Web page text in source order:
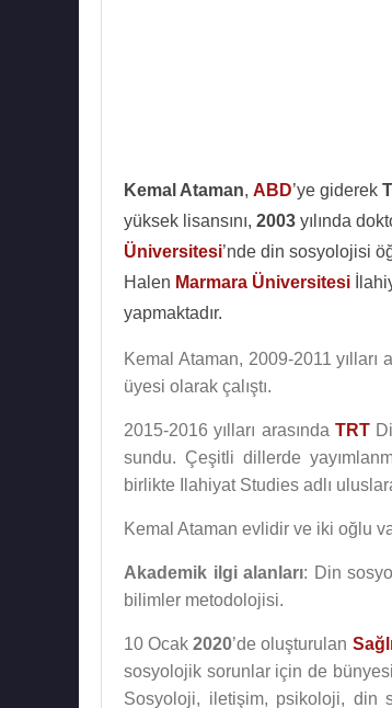
Kemal Ataman, ABD’ye giderek
yüksek lisansını, 2003 yılında
Üniversitesi’nde din sosyolojisi
Halen Marmara Üniversitesi
yapmaktadır.
Kemal Ataman, 2009-2011 yılları
üyesi olarak çalıştı.
2015-2016 yılları arasında TRT
sundu. Çeşitli dillerde
birlikte Ilahiyat Studies adlı
Kemal Ataman evlidir ve iki oğlu
Akademik ilgi alanları: Din
bilimler metodolojisi.
10 Ocak2020’de oluşturulan
sosyolojik sorunlar için de
Sosyoloji, iletişim, psikoloji, din